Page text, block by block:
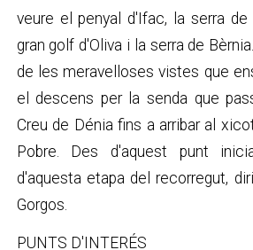
veure el penyal d'Ifac, la serra de
gran golf d'Oliva i la serra de
de les meravelloses vistes que
el descens per la senda que
Creu de Dénia fins a arribar al
Pobre. Des d'aquest punt
d'aquesta etapa del recorregut,
Gorgos.
PUNTS D'INTERÉS